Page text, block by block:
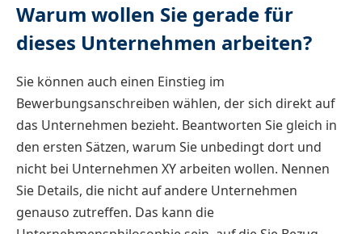
Warum wollen Sie gerade für
dieses Unternehmen arbeiten?
Sie können auch einen Einstieg im
Bewerbungsanschreiben wählen, der sich direkt auf
das Unternehmen bezieht. Beantworten Sie gleich in
den ersten Sätzen, warum Sie unbedingt dort und
nicht bei Unternehmen XY arbeiten wollen. Nennen
Sie Details, die nicht auf andere Unternehmen
genauso zutreffen. Das kann die